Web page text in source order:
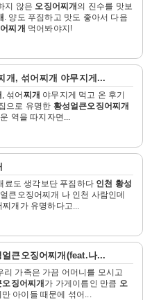
지 않은 오징어찌개의 진수를 맛보
. 양도 푸짐하고 맛도 좋아서 다음
찌개 먹어봐야지!
개, 섞어찌개 야무지게...
, 섞어찌개 야무지게 먹고 온 후기
으로 유명한 황성얼큰오징어찌개
역을 따지자면...
료도 생각보단 푸짐하다 인천 황성
큰오징어찌개 나 인천 사람인데
개가 유명하다고...
얼큰오징어찌개(feat.나...
리 가족은 가끔 어머니를 모시고
오징어찌개가 가게이름인 만큼 오
아이들 때문에 섞어...